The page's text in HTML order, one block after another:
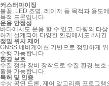
커스터마이징
불꽃, LED 조명, 레이저 등 목적과 용도
목적 드론입니다.
운용 안정성
바다에서도 운용 할 수 있고, 다량의 타
하게 설계되어 다양한 환경에서도 8시
정밀 위치 제어
GNSS 네비게이션 기반으로 정밀하게
수행 가능합니다.
환경 보호
수질 정화 장비 장착으로 수질 환경 보호
활용 가능합니다.
특허 및 인증
수상 공연 드론, 제어 알고리즘 프로그램